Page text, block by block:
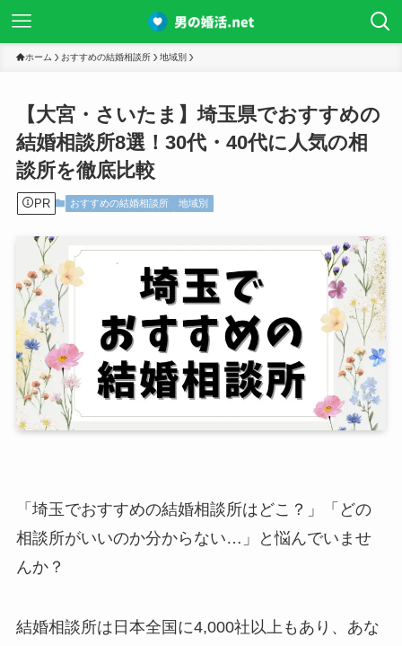
ホーム おすすめの結婚相談所 地域別
【大宮・さいたま】埼玉県でおすすめの
結婚相談所8選！30代・40代に人気の相
談所を徹底比較
PR おすすめの結婚相談所 地域別
「埼玉でおすすめの結婚相談所はどこ？」「どの
相談所がいいのか分からない…」と悩んでいませ
んか？
結婚相談所は日本全国に4,000社以上もあり、あな